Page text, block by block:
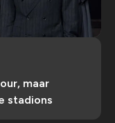
maar
stadions